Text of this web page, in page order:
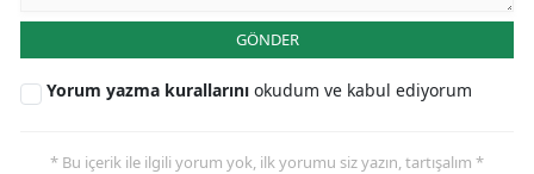
GÖNDER
Yorum yazma kurallarını okudum ve kabul ediyorum
* Bu içerik ile ilgili yorum yok, ilk yorumu siz yazın, tartışalım *